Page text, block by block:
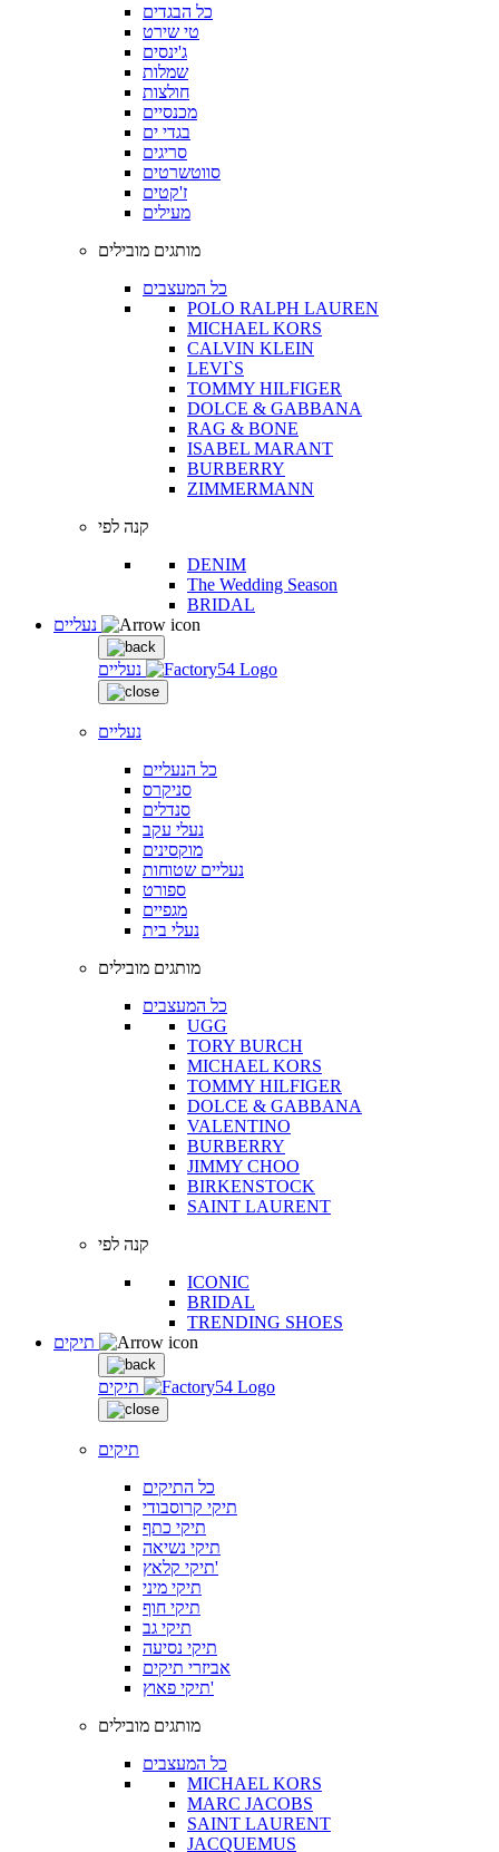
כל הבגדים
טי שירט
ג'ינסים
שמלות
חולצות
מכנסיים
בגדי ים
סריגים
סווטשרטים
ז'קטים
מעילים
מותגים מובילים
כל המעצבים
POLO RALPH LAUREN
MICHAEL KORS
CALVIN KLEIN
LEVI`S
TOMMY HILFIGER
DOLCE & GABBANA
RAG & BONE
ISABEL MARANT
BURBERRY
ZIMMERMANN
קנה לפי
DENIM
The Wedding Season
BRIDAL
נעליים
נעליים
כל הנעליים
סניקרס
סנדלים
נעלי עקב
מוקסינים
נעליים שטוחות
ספורט
מגפיים
נעלי בית
מותגים מובילים
כל המעצבים
UGG
TORY BURCH
MICHAEL KORS
TOMMY HILFIGER
DOLCE & GABBANA
VALENTINO
BURBERRY
JIMMY CHOO
BIRKENSTOCK
SAINT LAURENT
קנה לפי
ICONIC
BRIDAL
TRENDING SHOES
תיקים
תיקים
כל התיקים
תיקי קרוסבודי
תיקי כתף
תיקי נשיאה
תיקי קלאץ'
תיקי מיני
תיקי חוף
תיקי גב
תיקי נסיעה
אביזרי תיקים
תיקי פאוץ'
מותגים מובילים
כל המעצבים
MICHAEL KORS
MARC JACOBS
SAINT LAURENT
JACQUEMUS